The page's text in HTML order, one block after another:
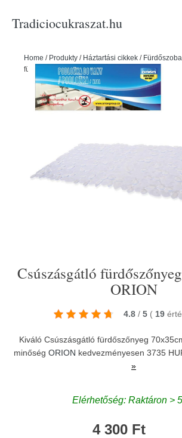
Tradiciocukraszat.hu
Home / Produkty / Háztartási cikkek / Fürdőszoba
fürdőszőnyeg 70x35cm - ORION
Csúszásgátló
ORION
4.8 / 5 ( 19
Kiváló Csúszásgátló fürdőszőnyeg
minőség ORION kedvezményesen 3735
»
Elérhetőség: Raktáron >
4 300 Ft